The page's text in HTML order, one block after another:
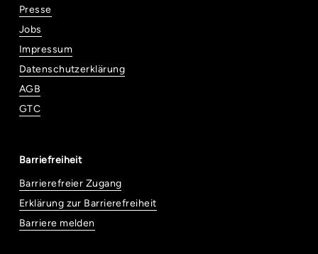
Presse
Jobs
Impressum
Datenschutzerklärung
AGB
GTC
Barriefreiheit
Barrierefreier Zugang
Erklärung zur Barrierefreiheit
Barriere melden